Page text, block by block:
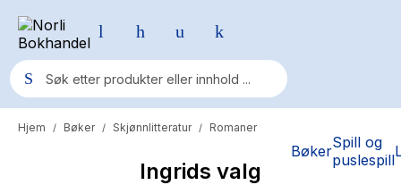
BøkerSpill og
puslespill
Populære søk
Hjem / Bøker / Skjønnlitteratur / Romaner
Ingrids valg